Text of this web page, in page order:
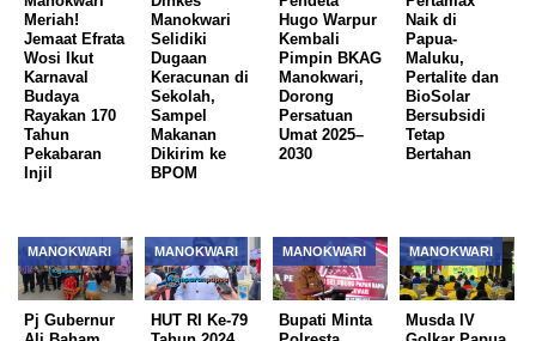
Meriah!
Jemaat Efrata
Wosi Ikut
Karnaval
Budaya
Rayakan 170
Tahun
Pekabaran
Injil
Manokwari
Selidiki
Dugaan
Keracunan di
Sekolah,
Sampel
Makanan
Dikirim ke
BPOM
Hugo Warpur
Kembali
Pimpin BKAG
Manokwari,
Dorong
Persatuan
Umat 2025–
2030
Naik di
Papua-
Maluku,
Pertalite dan
BioSolar
Bersubsidi
Tetap
Bertahan
MANOKWARI
Pj Gubernur
MANOKWARI
HUT RI Ke-79
MANOKWARI
Bupati Minta
MANOKWARI
Musda IV